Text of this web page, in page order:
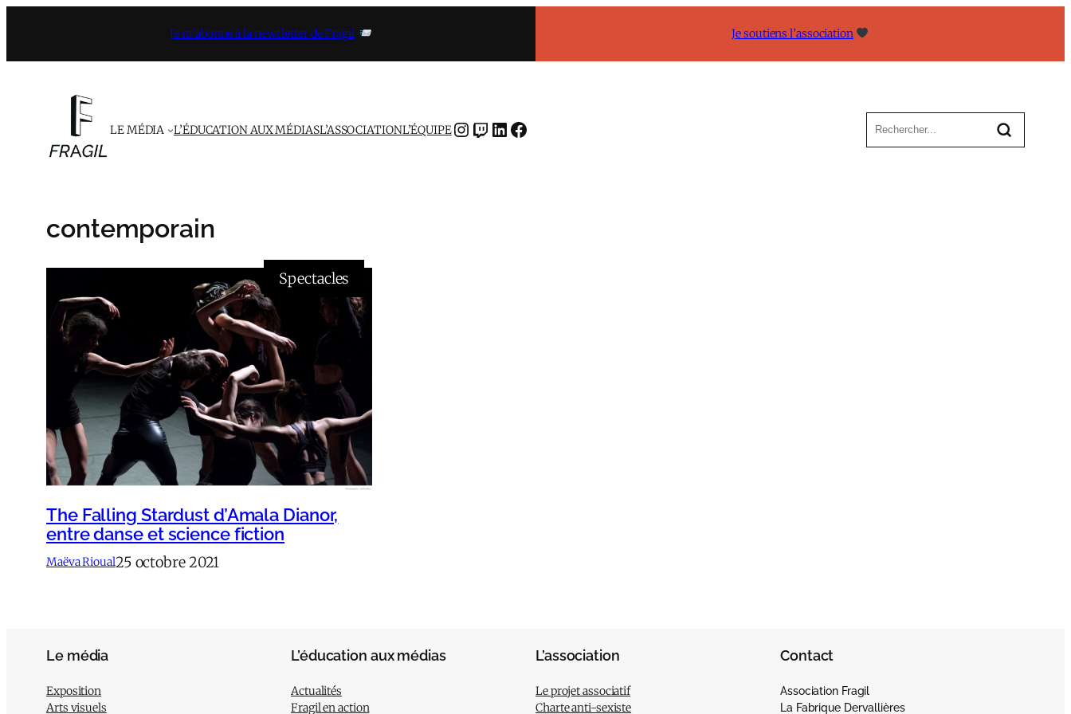
contenu
Je m’abonne à la newsletter de Fragil Je soutiens l’association
LE MÉDIA L’ÉDUCATION AUX MÉDIASL’ASSOCIATIONL’ÉQUIPEINSTAGRAMTWITCH LINKEDIN FACEBOOK
contemporain
Spectacles
The Falling Stardust d’Amala Dianor,
entre danse et science fiction
Maëva Rioual25 octobre 2021
Le média
Exposition
Arts visuels
L’éducation aux médias
Actualités
Fragil en action
L’association
Le projet associatif
Charte anti-sexiste
Contact
Association Fragil
La Fabrique Dervallières